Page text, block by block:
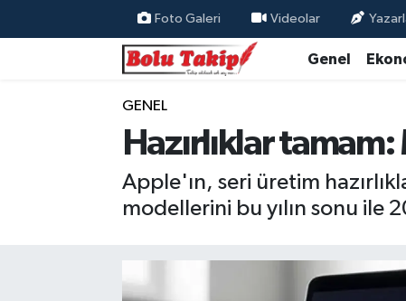
Foto Galeri Videolar
Genel
GENEL
Hazırlıklar
Apple'ın, seri üretim
modellerini bu yılın sonu ile